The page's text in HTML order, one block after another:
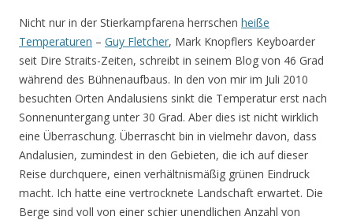
Nicht nur in der Stierkampfarena herrschen heiße
Temperaturen – Guy Fletcher, Mark Knopflers Keyboarder
seit Dire Straits-Zeiten, schreibt in seinem Blog von 46 Grad
während des Bühnenaufbaus. In den von mir im Juli 2010
besuchten Orten Andalusiens sinkt die Temperatur erst nach
Sonnenuntergang unter 30 Grad. Aber dies ist nicht wirklich
eine Überraschung. Überrascht bin in vielmehr davon, dass
Andalusien, zumindest in den Gebieten, die ich auf dieser
Reise durchquere, einen verhältnismäßig grünen Eindruck
macht. Ich hatte eine vertrocknete Landschaft erwartet. Die
Berge sind voll von einer schier unendlichen Anzahl von